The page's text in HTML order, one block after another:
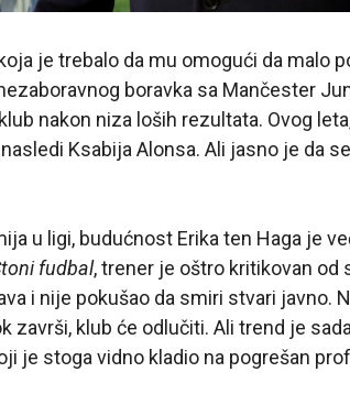
je trebalo da mu omogući da malo
boravka sa Mančester
nakon niza loših rezultata. Ovog
Ksabija Alonsa. Ali jasno je da
u ligi, budućnost Erika ten Haga je
fudbal, trener je oštro kritikovan od
i nije pokušao da smiri stvari javno.
završi, klub će odlučiti. Ali trend je
je stoga vidno kladio na pogrešan